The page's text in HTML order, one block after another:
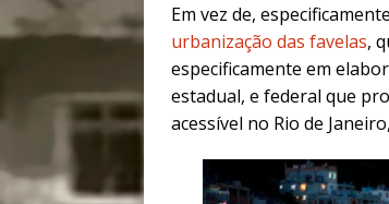
Em vez de,
urbanização das favelas,
especificamente em
estadual, e federal que
acessível no Rio de